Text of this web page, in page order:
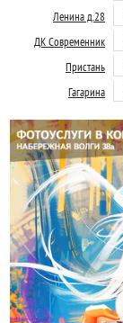
Ленина д.28
ДК Современник
Пристань
Гагарина